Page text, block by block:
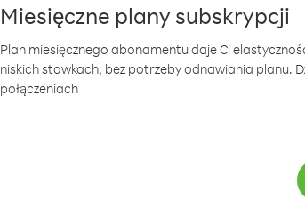
Miesięczne plany subskrypcji
Plan miesięcznego abonamentu daje Ci
niskich stawkach, bez potrzeby odnawiania planu.
połączeniach